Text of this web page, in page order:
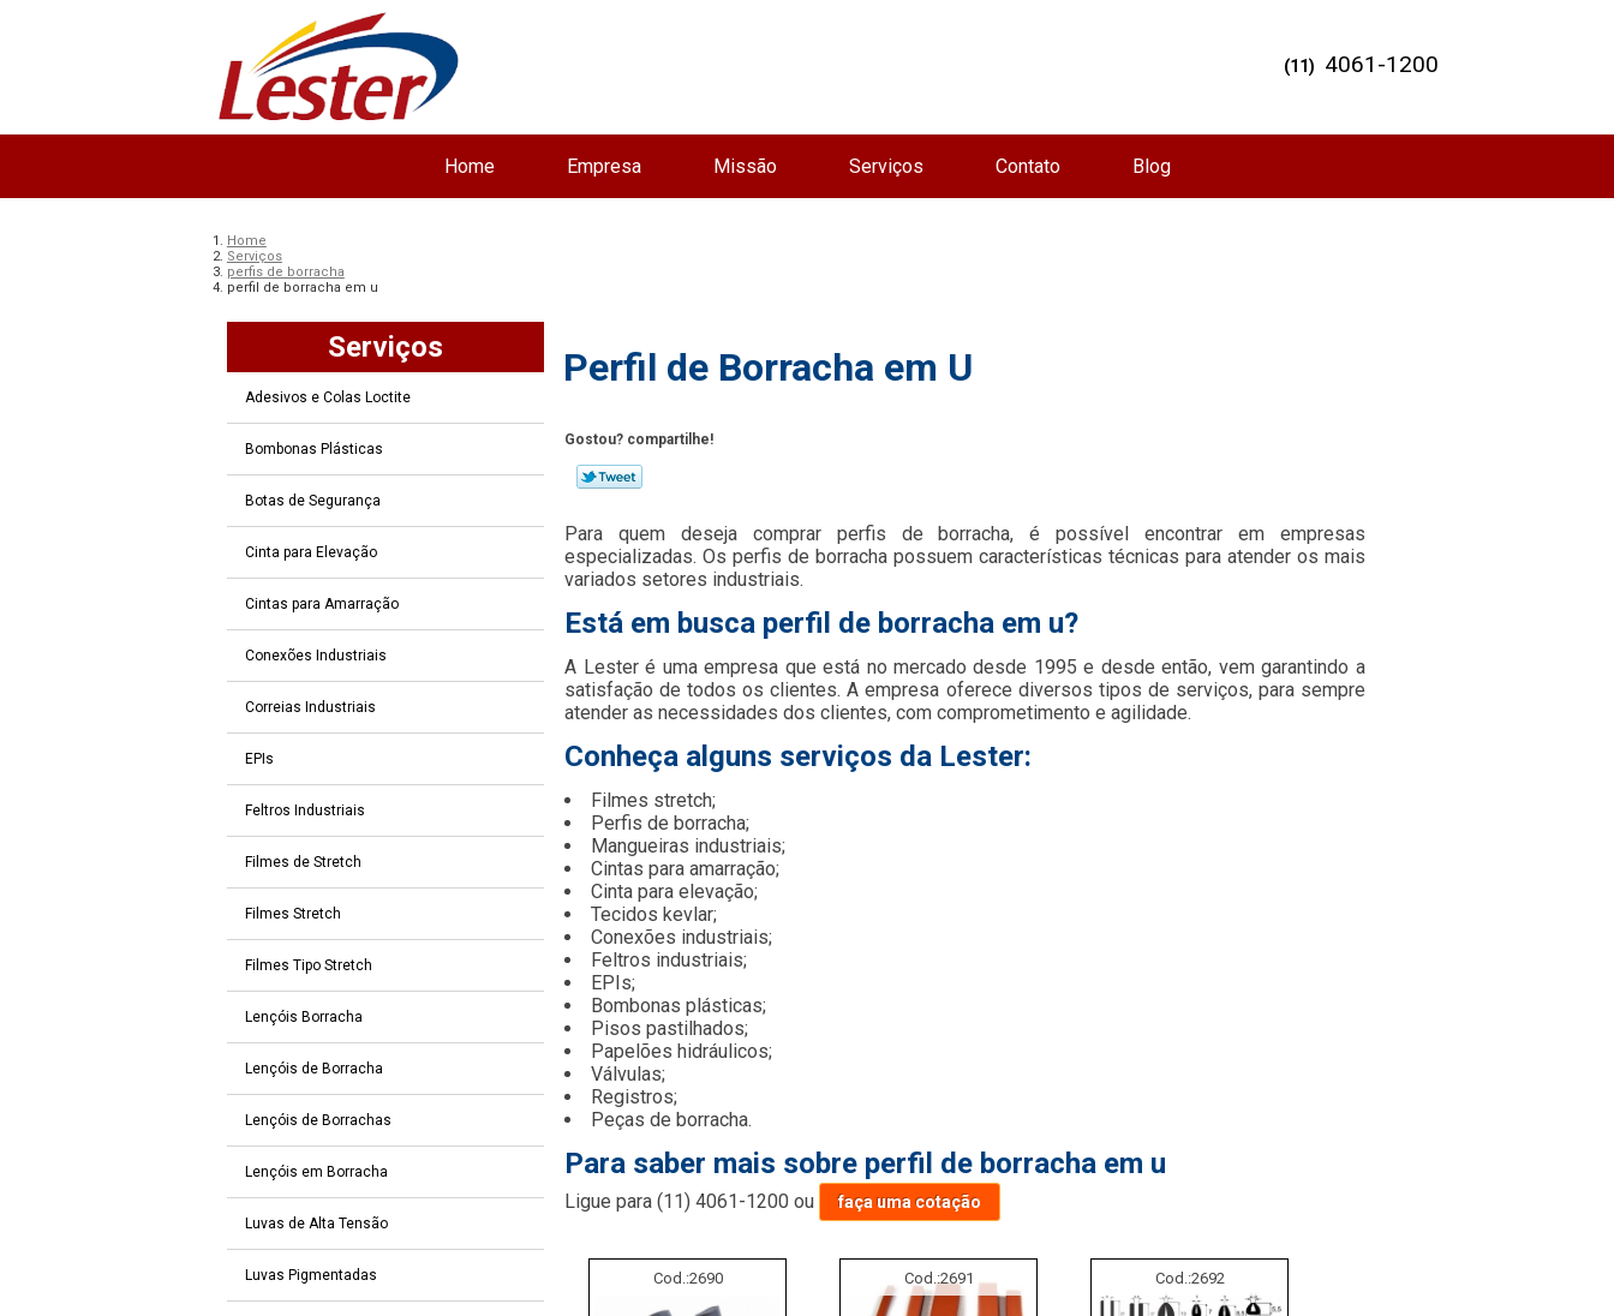
Home Empresa Missão Serviços Contato Blog
(11) 4061-1200
Home
Serviços
perfis de borracha
perfil de borracha em u
Serviços
Adesivos e Colas Loctite
Bombonas Plásticas
Botas de Segurança
Cinta para Elevação
Cintas para Amarração
Conexões Industriais
Correias Industriais
EPIs
Feltros Industriais
Filmes de Stretch
Filmes Stretch
Filmes Tipo Stretch
Lençóis Borracha
Lençóis de Borracha
Lençóis de Borrachas
Lençóis em Borracha
Luvas de Alta Tensão
Luvas Pigmentadas
Perfil de Borracha em U
Gostou? compartilhe!
Para quem deseja comprar perfis de borracha, é possível encontrar em empresas
especializadas. Os perfis de borracha possuem características técnicas para atender os mais
variados setores industriais.
Está em busca perfil de borracha em u?
A Lester é uma empresa que está no mercado desde 1995 e desde então, vem garantindo a
satisfação de todos os clientes. A empresa oferece diversos tipos de serviços, para sempre
atender as necessidades dos clientes, com comprometimento e agilidade.
Conheça alguns serviços da Lester:
Filmes stretch;
Perfis de borracha;
Mangueiras industriais;
Cintas para amarração;
Cinta para elevação;
Tecidos kevlar;
Conexões industriais;
Feltros industriais;
EPIs;
Bombonas plásticas;
Pisos pastilhados;
Papelões hidráulicos;
Válvulas;
Registros;
Peças de borracha.
Para saber mais sobre perfil de borracha em u
Ligue para(11) 4061-1200 ou faça uma cotação
Cod.:2690 Cod.:2691 Cod.:2692